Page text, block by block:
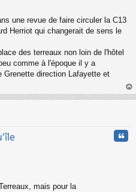
une revue de faire circuler la C13
Herriot qui changerait de sens le
des terreaux non loin de l'hôtel
comme à l'époque il y a
Grenette direction Lafayette et
au
mais pour la